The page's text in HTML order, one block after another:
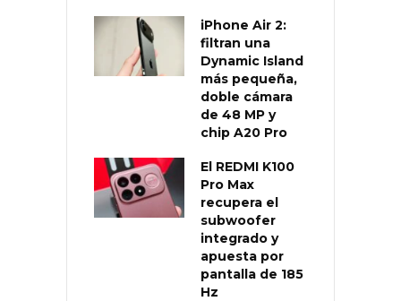
iPhone Air 2:
filtran una
Dynamic Island
más pequeña,
doble cámara
de 48 MP y
chip A20 Pro
El REDMI K100
Pro Max
recupera el
subwoofer
integrado y
apuesta por
pantalla de 185
Hz